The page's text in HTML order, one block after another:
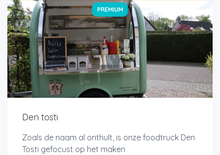
PREMIUM
Den tosti
Zoals de naam al onthult, is onze foodtruck Den
Tosti gefocust op het maken